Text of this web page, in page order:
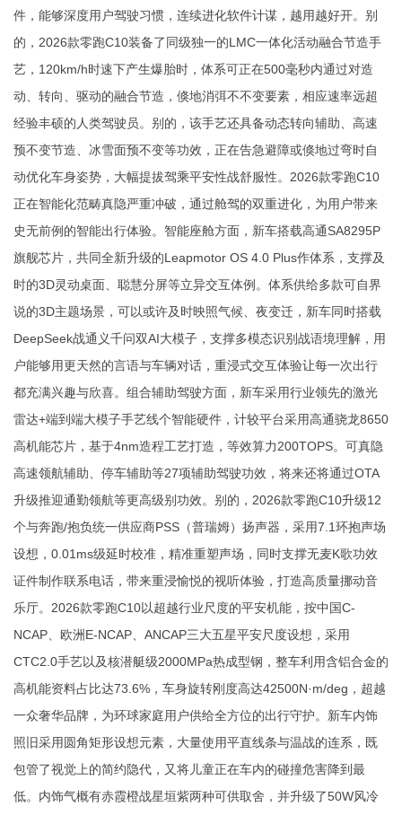
件，能够深度用户驾驶习惯，连续进化软件计谋，越用越好开。别
的，2026款零跑C10装备了同级独一的LMC一体化活动融合节造手
艺，120km/h时速下产生爆胎时，体系可正在500毫秒内通过对造
动、转向、驱动的融合节造，倏地消弭不不变要素，相应速率远超
经验丰硕的人类驾驶员。别的，该手艺还具备动态转向辅助、高速
预不变节造、冰雪面预不变等功效，正在告急避障或倏地过弯时自
动优化车身姿势，大幅提拔驾乘平安性战舒服性。2026款零跑C10
正在智能化范畴真隐严重冲破，通过舱驾的双重进化，为用户带来
史无前例的智能出行体验。智能座舱方面，新车搭载高通SA8295P
旗舰芯片，共同全新升级的Leapmotor OS 4.0 Plus作体系，支撑及
时的3D灵动桌面、聪慧分屏等立异交互体例。体系供给多款可自界
说的3D主题场景，可以或许及时映照气候、夜变迁，新车同时搭载
DeepSeek战通义千问双AI大模子，支撑多模态识别战语境理解，用
户能够用更天然的言语与车辆对话，重浸式交互体验让每一次出行
都充满兴趣与欣喜。组合辅助驾驶方面，新车采用行业领先的激光
雷达+端到端大模子手艺线个智能硬件，计较平台采用高通骁龙8650
高机能芯片，基于4nm造程工艺打造，等效算力200TOPS。可真隐
高速领航辅助、停车辅助等27项辅助驾驶功效，将来还将通过OTA
升级推迎通勤领航等更高级别功效。别的，2026款零跑C10升级12
个与奔跑/抱负统一供应商PSS（普瑞姆）扬声器，采用7.1环抱声场
设想，0.01ms级延时校准，精准重塑声场，同时支撑无麦K歌功效
证件制作联系电话，带来重浸愉悦的视听体验，打造高质量挪动音
乐厅。2026款零跑C10以超越行业尺度的平安机能，按中国C-
NCAP、欧洲E-NCAP、ANCAP三大五星平安尺度设想，采用
CTC2.0手艺以及核潜艇级2000MPa热成型钢，整车利用含铝合金的
高机能资料占比达73.6%，车身旋转刚度高达42500N·m/deg，超越
一众奢华品牌，为环球家庭用户供给全方位的出行守护。新车内饰
照旧采用圆角矩形设想元素，大量使用平直线条与温战的连系，既
包管了视觉上的简约隐代，又将儿童正在车内的碰撞危害降到最
低。内饰气概有赤霞橙战星垣紫两种可供取舍，并升级了50W风冷